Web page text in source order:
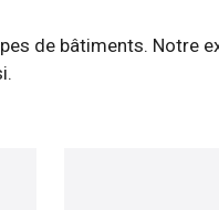
de bâtiments. Notre